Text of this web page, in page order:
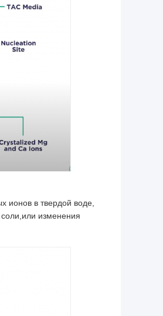
ионов в твердой воде,
изменения